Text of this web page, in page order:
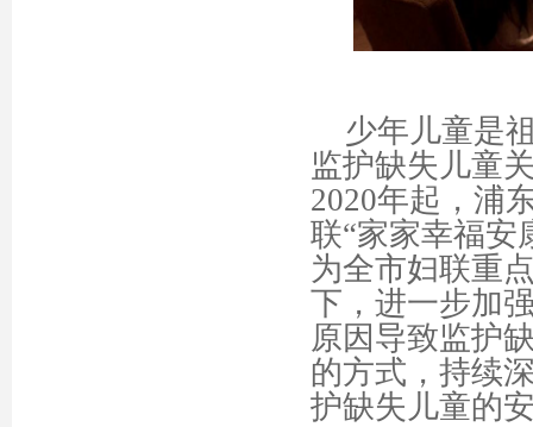
少年儿童是
监护缺失儿童
2020年起，浦
联“家家幸福安
为全市妇联重
下，进一步加
原因导致监护
的方式，持续
护缺失儿童的